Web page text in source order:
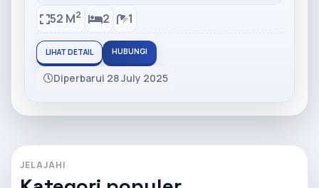
52 M2 2 1
LIHAT DETAIL HUBUNGI
Diperbarui 28 July 2025
JELAJAHI